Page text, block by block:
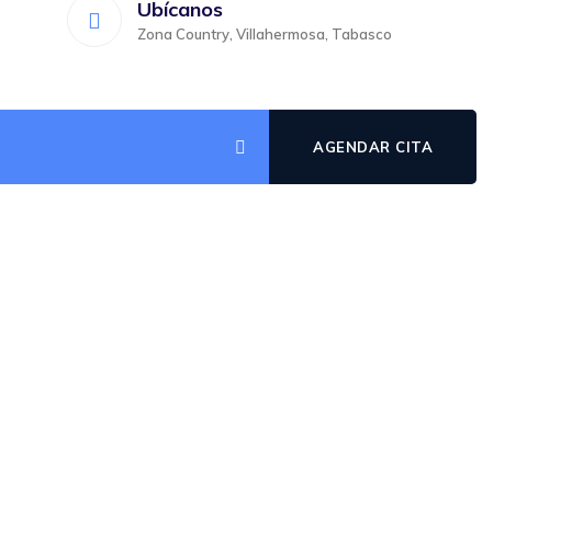
Ubícanos
Zona Country, Villahermosa, Tabasco
AGENDAR CITA